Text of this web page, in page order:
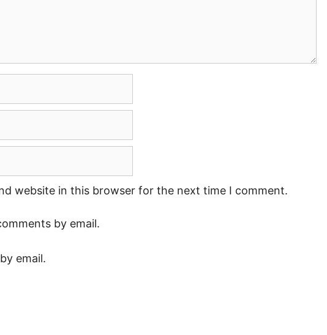
website in this browser for the next time I comment.
by email.
email.